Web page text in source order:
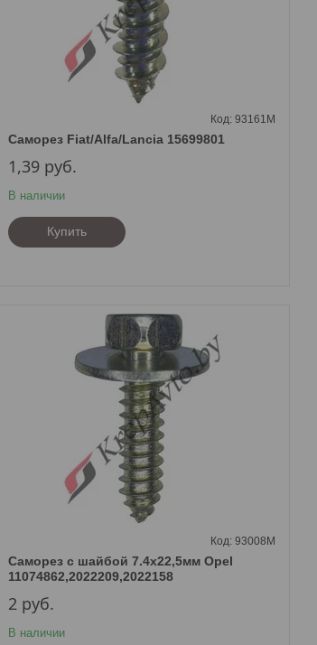
Саморез Fiat/Alfa/Lancia 15699801
93161M
1,39 руб.
В наличии
Купить
Саморез с шайбой 7.4х22,5мм Opel
11074862,2022209,2022158
93008M
2 руб.
В наличии